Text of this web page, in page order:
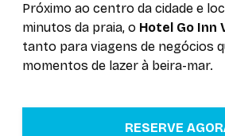
Próximo ao centro da cidade e
minutos da praia, o Hotel Go Inn
tanto para viagens de negócios
momentos de lazer à beira-mar.
RESERVE